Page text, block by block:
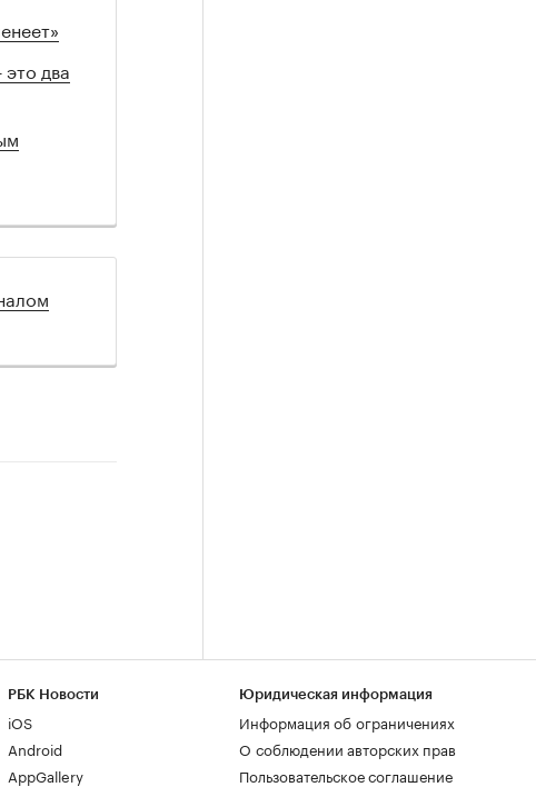
два
РБК Новости
iOS
Android
AppGallery
Юридическая информация
Информация об ограничениях
О соблюдении авторских прав
Пользовательское соглашение